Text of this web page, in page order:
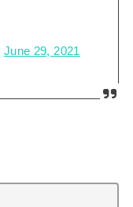
June 29, 2021